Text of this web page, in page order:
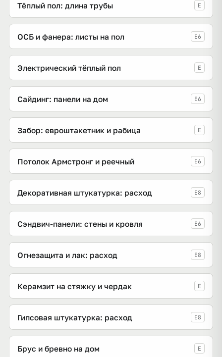
Тёплый пол: длина трубы E
ОСБ и фанера: листы на пол E6
Электрический тёплый пол E
Сайдинг: панели на дом E6
Забор: евроштакетник и рабица E
Потолок Армстронг и реечный E6
Декоративная штукатурка: расход E8
Сэндвич-панели: стены и кровля E6
Огнезащита и лак: расход E8
Керамзит на стяжку и чердак E
Гипсовая штукатурка: расход E8
Брус и бревно на дом E